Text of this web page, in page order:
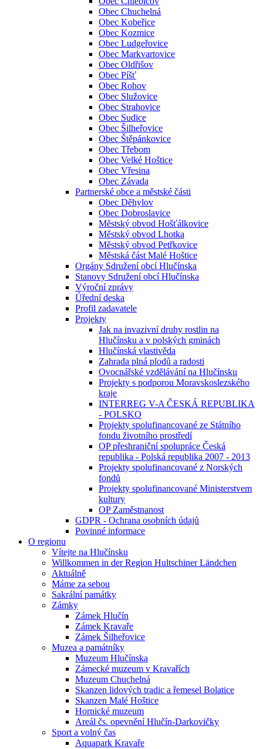
Obec Chuchelná
Obec Kobeřice
Obec Kozmice
Obec Ludgeřovice
Obec Markvartovice
Obec Oldřišov
Obec Píšť
Obec Rohov
Obec Služovice
Obec Strahovice
Obec Sudice
Obec Šilheřovice
Obec Štěpánkovice
Obec Třebom
Obec Velké Hoštice
Obec Vřesina
Obec Závada
Partnerské obce a městské části
Obec Děhylov
Obec Dobroslavice
Městský obvod Hošťálkovice
Městský obvod Lhotka
Městský obvod Petřkovice
Městská část Malé Hoštice
Orgány Sdružení obcí Hlučínska
Stanovy Sdružení obcí Hlučínska
Výroční zprávy
Úřední deska
Profil zadavatele
Projekty
Jak na invazivní druhy rostlin na
Hlučínsku a v polských gminách
Hlučínská vlastivěda
Zahrada plná plodů a radosti
Ovocnářské vzdělávání na Hlučínsku
Projekty s podporou Moravskoslezského
kraje
INTERREG V-A ČESKÁ REPUBLIKA
- POLSKO
Projekty spolufinancované ze Státního
fondu životního prostředí
OP přeshraniční spolupráce Česká
republika - Polská republika 2007 - 2013
Projekty spolufinancované z Norských
fondů
Projekty spolufinancované Ministerstvem
kultury
OP Zaměstnanost
GDPR - Ochrana osobních údajů
Povinné informace
O regionu
Vítejte na Hlučínsku
Willkommen in der Region Hultschiner Ländchen
Aktuálně
Máme za sebou
Sakrální památky
Zámky
Zámek Hlučín
Zámek Kravaře
Zámek Šilheřovice
Muzea a památníky
Muzeum Hlučínska
Zámecké muzeum v Kravařích
Muzeum Chuchelná
Skanzen lidových tradic a řemesel Bolatice
Skanzen Malé Hoštice
Hornické muzeum
Areál čs. opevnění Hlučín-Darkovičky
Sport a volný čas
Aquapark Kravaře